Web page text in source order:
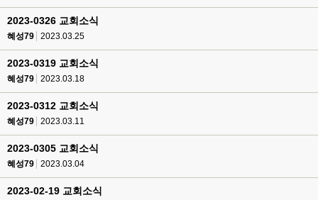
2023-0326 교회소식
혜성79 2023.03.25
2023-0319 교회소식
혜성79 2023.03.18
2023-0312 교회소식
혜성79 2023.03.11
2023-0305 교회소식
혜성79 2023.03.04
2023-02-19 교회소식